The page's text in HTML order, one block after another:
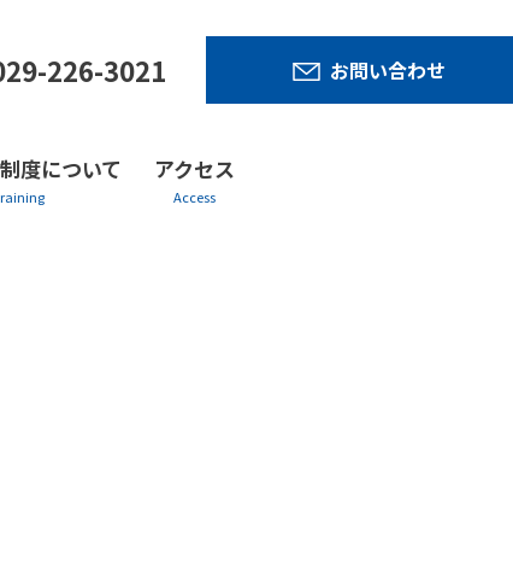
226-3021 お問い合わせ
度について アクセス